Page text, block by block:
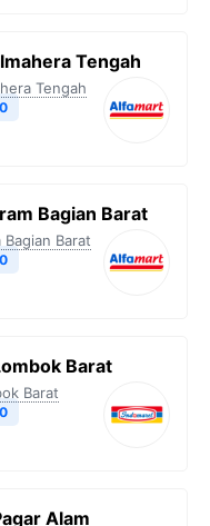
Tengah
Tengah
Bagian Barat
Bagian Barat
Barat
Barat
Alam